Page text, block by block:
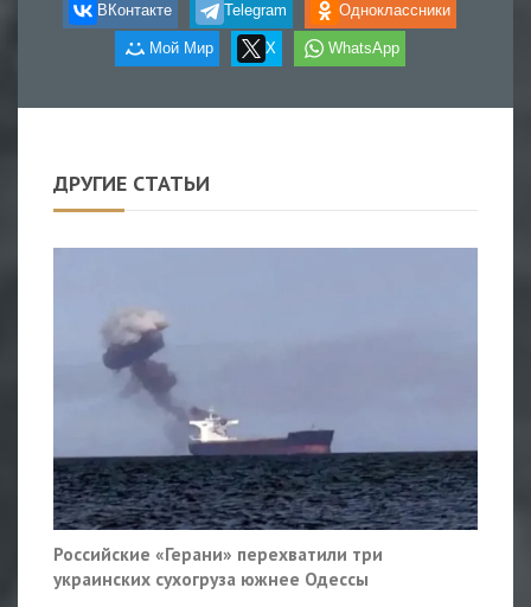
ВКонтакте Telegram Одноклассники
Мой Мир X WhatsApp
ДРУГИЕ СТАТЬИ
Российские «Герани» перехватили три
украинских сухогруза южнее Одессы